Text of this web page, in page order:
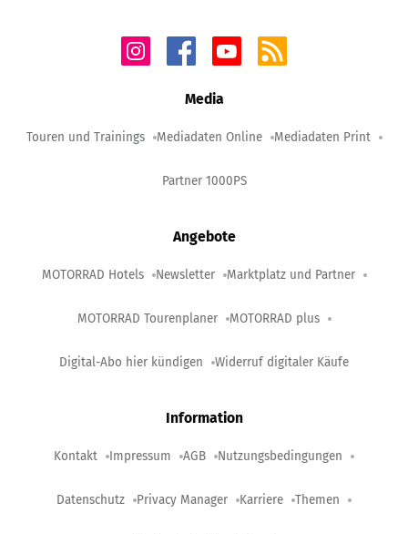
Media
Touren und Trainings Mediadaten Online Mediadaten Print
Partner 1000PS
Angebote
MOTORRAD Hotels Newsletter Marktplatz und Partner
MOTORRAD Tourenplaner MOTORRAD plus
Digital-Abo hier kündigen Widerruf digitaler Käufe
Information
Kontakt Impressum AGB Nutzungsbedingungen
Datenschutz Privacy Manager Karriere Themen